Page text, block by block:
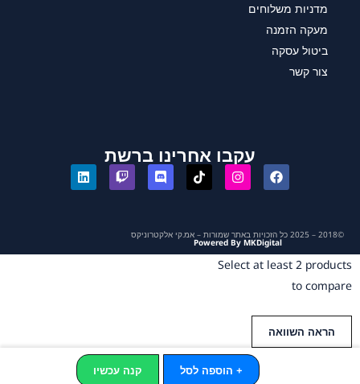
+ הוספה לסל קנה עכשיו
מדניות משלוחים
מעקה הזמנה
ביטול עסקה
צור קשר
עקבו אחרינו ברשת
©2018 – 2025 כל הזכויות באתר שמורות – אמ.קי אלקטרוניקס
Powered By MKDigital
Select at least 2 products
to compare
הראה השוואה